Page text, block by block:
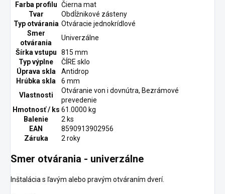
Farba profilu Čierna mat
Tvar
Obdĺžnikové zásteny
Typ otvárania Otváracie jednokrídlové
Smer
otvárania
Univerzálne
Šírka vstupu
815 mm
Typ výplne
ČÍRE sklo
Úprava skla
Antidrop
Hrúbka skla
6 mm
Vlastnosti
Otváranie von i dovnútra, Bezrámové
prevedenie
Hmotnosť / ks 61.0000 kg
Balenie
2 ks
EAN
8590913902956
Záruka
2 roky
Smer otvárania - univerzálne
Inštalácia s ľavým alebo pravým otváraním dverí.